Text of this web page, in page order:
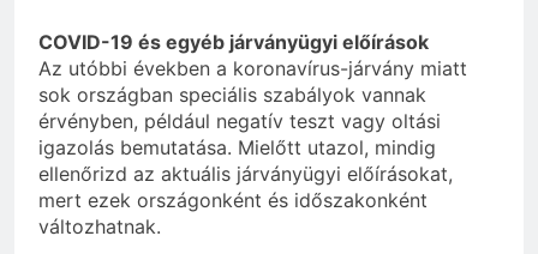
COVID-19 és egyéb járványügyi előírások
Az utóbbi években a koronavírus-járvány miatt
sok országban speciális szabályok vannak
érvényben, például negatív teszt vagy oltási
igazolás bemutatása. Mielőtt utazol, mindig
ellenőrizd az aktuális járványügyi előírásokat,
mert ezek országonként és időszakonként
változhatnak.